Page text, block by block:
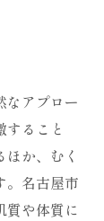
なアプロー
ること
か、むく
。名古屋市
質や体質に